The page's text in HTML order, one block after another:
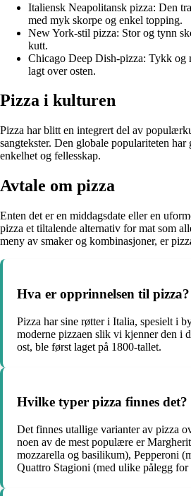
Italiensk Neapolitansk pizza: Den
med myk skorpe og enkel topping.
New York-stil pizza: Stor og tynn
kutt.
Chicago Deep Dish-pizza: Tykk og
lagt over osten.
Pizza i kulturen
Pizza har blitt en integrert del av
sangtekster. Den globale populariteten
enkelhet og fellesskap.
Avtale om pizza
Enten det er en middagsdate eller en
pizza et tiltalende alternativ for mat som
meny av smaker og kombinasjoner, er
Hva er opprinnelsen til pizza?
Pizza har sine røtter i Italia, spesielt i
moderne pizzaen slik vi kjenner den i
ost, ble først laget på 1800-tallet.
Hvilke typer pizza finnes det?
Det finnes utallige varianter av pizza
noen av de mest populære er
mozzarella og basilikum), Pepperoni
Quattro Stagioni (med ulike pålegg for